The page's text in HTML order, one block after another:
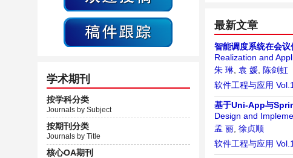
学术期刊
按学科分类
Journals by Subject
按期刊分类
Journals by Title
核心OA期刊
最新文章
智能调度系统在会
Realization and
朱 琳, 袁 媛,
陈剑虹
软件工程与应用
基于Uni-App与
Design and
孟 丽, 徐贞顺
软件工程与应用